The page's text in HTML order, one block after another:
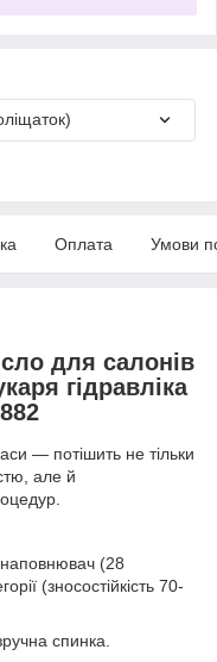
Оплата Умови
для салонів
гідравліка
— потішить не тільки
але й
(28
(зносостійкість 70-
спинка.